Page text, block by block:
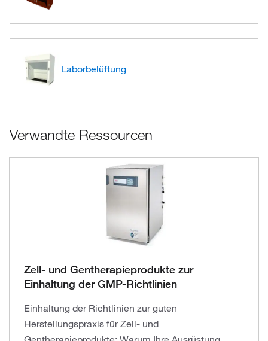
Laborbelüftung
Verwandte Ressourcen
Zell- und Gentherapieprodukte zur
Einhaltung der GMP-Richtlinien
Einhaltung der Richtlinien zur guten
Herstellungspraxis für Zell- und